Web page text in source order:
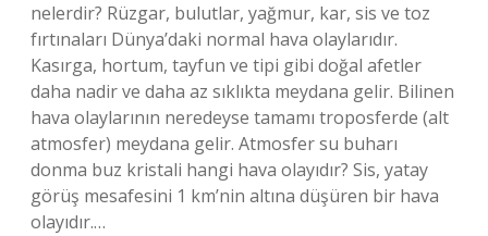
nelerdir? Rüzgar, bulutlar, yağmur, kar, sis ve toz
fırtınaları Dünya’daki normal hava olaylarıdır.
Kasırga, hortum, tayfun ve tipi gibi doğal afetler
daha nadir ve daha az sıklıkta meydana gelir. Bilinen
hava olaylarının neredeyse tamamı troposferde (alt
atmosfer) meydana gelir. Atmosfer su buharı
donma buz kristali hangi hava olayıdır? Sis, yatay
görüş mesafesini 1 km’nin altına düşüren bir hava
olayıdır.…